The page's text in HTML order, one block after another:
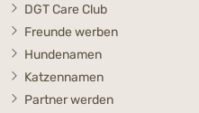
DGT Care Club
Freunde werben
Hundenamen
Katzennamen
Partner werden